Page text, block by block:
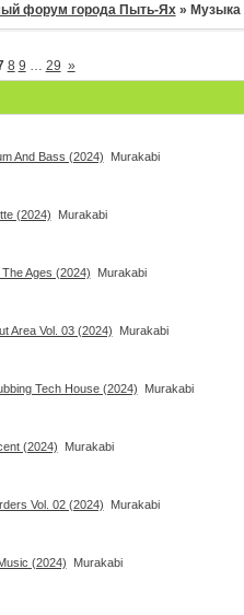
форум города Пыть-Ях » Музыка
8 9 29 »
And Bass (2024)
Murakabi
(2024)
Murakabi
Ages (2024)
Murakabi
Area Vol. 03 (2024)
Murakabi
Tech House (2024)
Murakabi
(2024)
Murakabi
Vol. 02 (2024)
Murakabi
(2024)
Murakabi